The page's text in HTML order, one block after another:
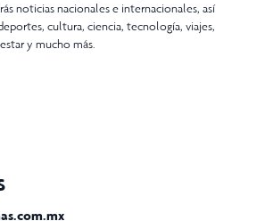
noticias nacionales e internacionales, así
cultura, ciencia, tecnología, viajes,
y mucho más.